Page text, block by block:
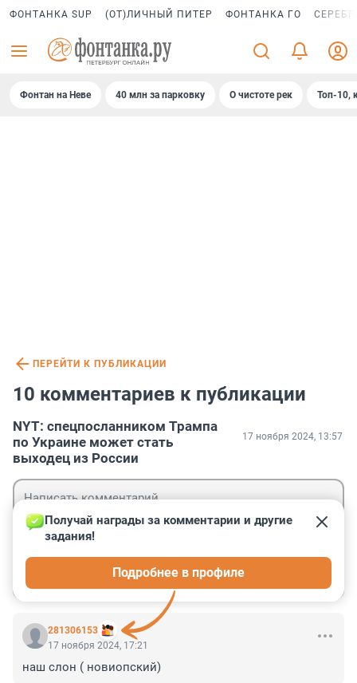
ФОНТАНКА SUP (ОТ)ЛИЧНЫЙ ПИТЕР ФОНТАНКА ГО
Фонтан на Неве 40 млн за парковку О чистоте рек Топ-10,
ПЕРЕЙТИ К ПУБЛИКАЦИИ
10 комментариев к публикации
NYT: спецпосланником Трампа
по Украине может стать
выходец из России
17 ноября 2024, 13:57
281306153
Получай награды за комментарии и другие
задания!
Подробнее в профиле
17 ноября 2024, 17:21
наш слон ( новиопский)